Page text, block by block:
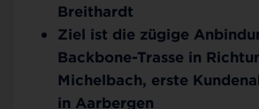
Breithardt
Ziel ist die zügige
Backbone-Trasse in
Michelbach, erste
in Aarbergen